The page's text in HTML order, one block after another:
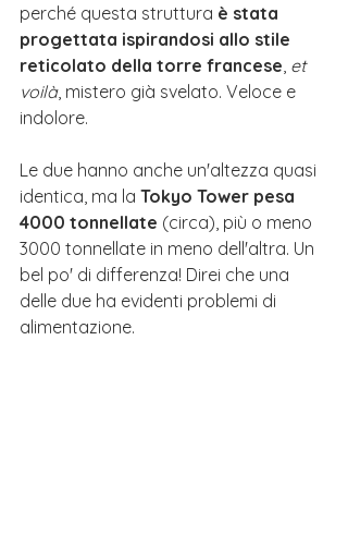
perché questa struttura è stata
progettata ispirandosi allo stile
reticolato della torre francese, et
voilà, mistero già svelato. Veloce e
indolore.
Le due hanno anche un'altezza quasi
identica, ma la Tokyo Tower pesa
4000 tonnellate (circa), più o meno
3000 tonnellate in meno dell'altra. Un
bel po' di differenza! Direi che una
delle due ha evidenti problemi di
alimentazione.